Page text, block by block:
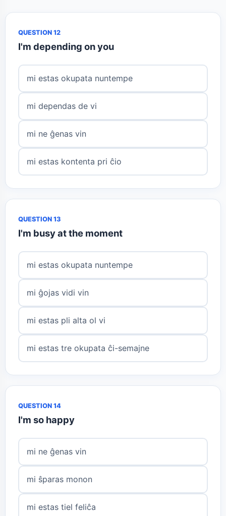
QUESTION 12
I'm depending on you
mi estas okupata nuntempe
mi dependas de vi
mi ne ĝenas vin
mi estas kontenta pri ĉio
QUESTION 13
I'm busy at the moment
mi estas okupata nuntempe
mi ĝojas vidi vin
mi estas pli alta ol vi
mi estas tre okupata ĉi-semajne
QUESTION 14
I'm so happy
mi ne ĝenas vin
mi ŝparas monon
mi estas tiel feliĉa